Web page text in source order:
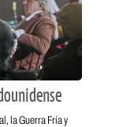
la Guerra Fría y